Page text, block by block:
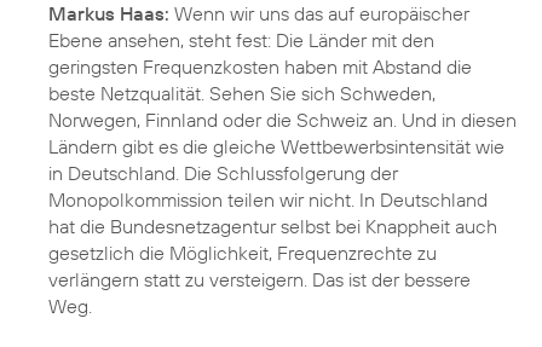
Markus Haas: Wenn wir uns das auf europäischer
Ebene ansehen, steht fest: Die Länder mit den
geringsten Frequenzkosten haben mit Abstand die
beste Netzqualität. Sehen Sie sich Schweden,
Norwegen, Finnland oder die Schweiz an. Und in diesen
Ländern gibt es die gleiche Wettbewerbsintensität wie
in Deutschland. Die Schlussfolgerung der
Monopolkommission teilen wir nicht. In Deutschland
hat die Bundesnetzagentur selbst bei Knappheit auch
gesetzlich die Möglichkeit, Frequenzrechte zu
verlängern statt zu versteigern. Das ist der bessere
Weg.